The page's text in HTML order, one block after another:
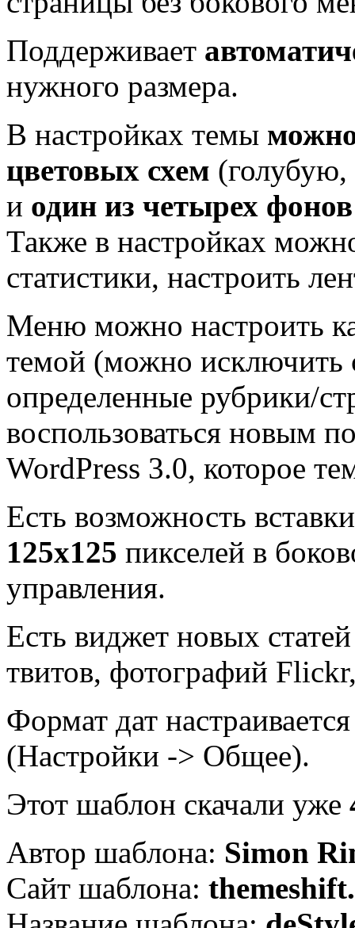
Поддерживает
нужного размера.
В настройках темы
цветовых схем
и один из четырех фонов
Также в настройках
статистики, настроить
Меню можно настроить
темой (можно исключить
определенные рубрики/
воспользоваться новым
WordPress 3.0, которое
Есть возможность
125х125 пикселей в
управления.
Есть виджет новых
твитов, фотографий
Формат дат
(Настройки -> Общее).
Этот шаблон скачали уже
Автор шаблона: Simon
Сайт шаблона: